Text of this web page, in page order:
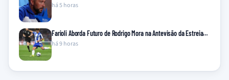
há 5 horas
Farioli Aborda Futuro de Rodrigo Mora na Antevisão da Estreia…
há 9 horas